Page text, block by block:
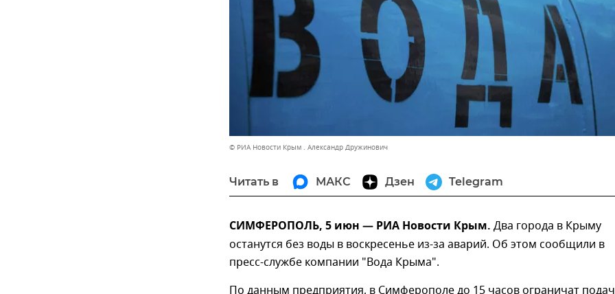
© РИА Новости Крым . Александр Дружинович
Читать в МАКС Дзен Telegram
СИМФЕРОПОЛЬ, 5 июн — РИА Новости Крым. Два города в Крыму
останутся без воды в воскресенье из-за аварий. Об этом сообщили в
пресс-службе компании "Вода Крыма".
По данным предприятия, в Симферополе до 15 часов ограничат